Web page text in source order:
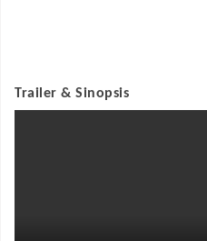
Trailer & Sinopsis